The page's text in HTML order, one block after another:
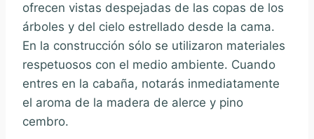
ofrecen vistas despejadas de las copas de los
árboles y del cielo estrellado desde la cama.
En la construcción sólo se utilizaron materiales
respetuosos con el medio ambiente. Cuando
entres en la cabaña, notarás inmediatamente
el aroma de la madera de alerce y pino
cembro.